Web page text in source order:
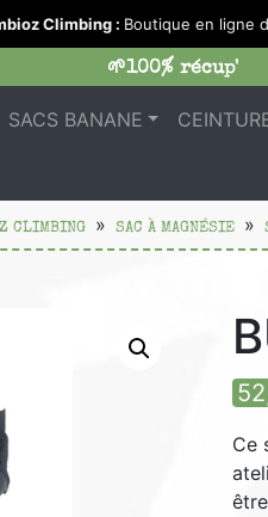
Climbing :Boutique en ligne
🌱100% récup'
SACS BANANE
CLIMBING SAC À MAGNÉSIE
Ce